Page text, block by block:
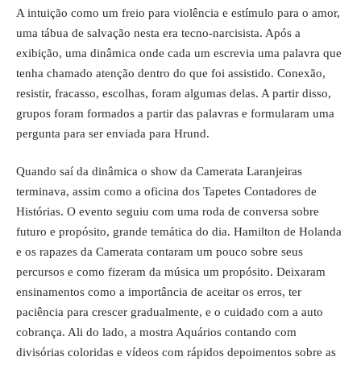
A intuição como um freio para violência e estímulo para o amor,
uma tábua de salvação nesta era tecno-narcisista. Após a
exibição, uma dinâmica onde cada um escrevia uma palavra que
tenha chamado atenção dentro do que foi assistido. Conexão,
resistir, fracasso, escolhas, foram algumas delas. A partir disso,
grupos foram formados a partir das palavras e formularam uma
pergunta para ser enviada para Hrund.
Quando saí da dinâmica o show da Camerata Laranjeiras
terminava, assim como a oficina dos Tapetes Contadores de
Histórias. O evento seguiu com uma roda de conversa sobre
futuro e propósito, grande temática do dia. Hamilton de Holanda
e os rapazes da Camerata contaram um pouco sobre seus
percursos e como fizeram da música um propósito. Deixaram
ensinamentos como a importância de aceitar os erros, ter
paciência para crescer gradualmente, e o cuidado com a auto
cobrança. Ali do lado, a mostra Aquários contando com
divisórias coloridas e vídeos com rápidos depoimentos sobre as